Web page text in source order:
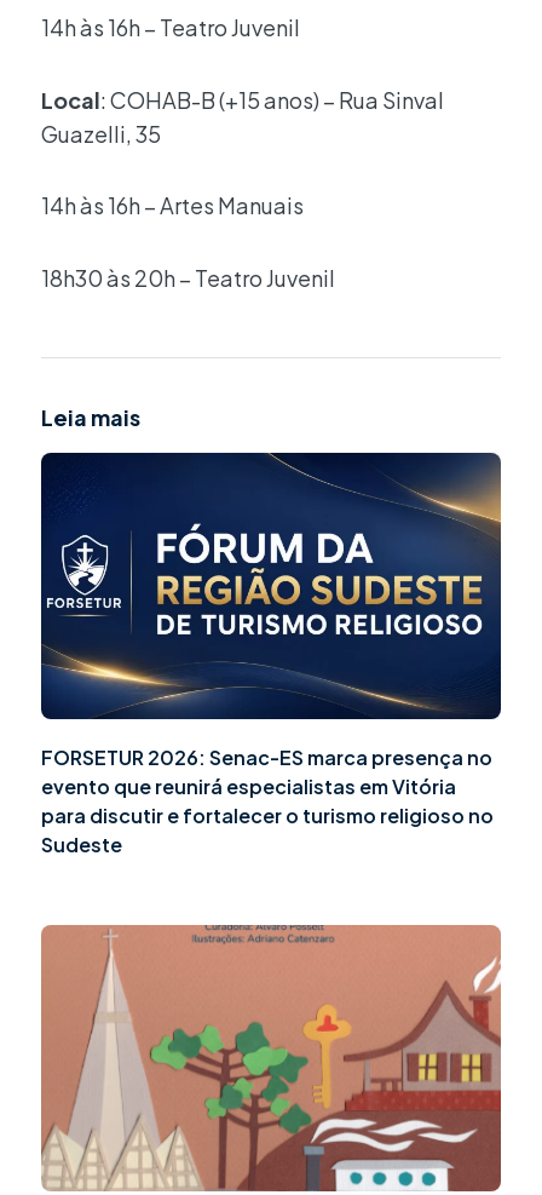
14h às 16h – Teatro Juvenil
Local: COHAB-B (+15 anos) – Rua Sinval
Guazelli, 35
14h às 16h – Artes Manuais
18h30 às 20h – Teatro Juvenil
Leia mais
FORSETUR 2026: Senac-ES marca presença no
evento que reunirá especialistas em Vitória
para discutir e fortalecer o turismo religioso no
Sudeste